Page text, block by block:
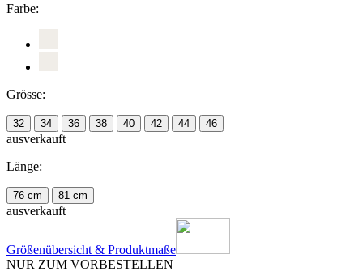
Farbe:
Grösse:
32 34 36 38 40 42 44 46
ausverkauft
Länge:
76 cm 81 cm
ausverkauft
Größenübersicht & Produktmaße
NUR ZUM VORBESTELLEN